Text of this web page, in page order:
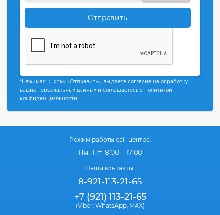
Отправить
*Нажимая кнопку «Отправить», вы даете согласие на обработку
ваших персональных данных и соглашаетесь с политикой
конфиденциальности
Режим работы call-центра:
Пн.-Пт. 8:00 - 17:00
Наши контакты:
8-921-113-21-65
+7 (921) 113-21-65
(Viber, WhatsApp, MAX)